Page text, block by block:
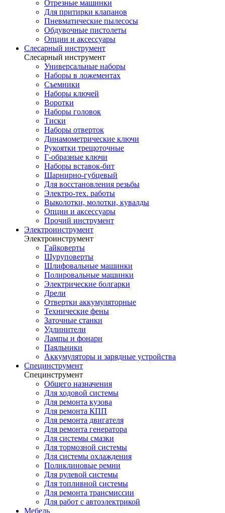
Отрезные машинки
Для притирки клапанов
Пневматические пылесосы
Обдувочные пистолеты
Опции и аксессуары
Слесарный инструмент
Слесарный инструмент
Универсальные наборы
Наборы в ложементах
Съемники
Наборы ключей
Воротки
Наборы головок
Тиски
Наборы отверток
Динамометрические ключи
Рукоятки трещоточные
Г-образные ключи
Наборы вставок-бит
Шарнирно-губцевый
Для восстановления резьбы
Электро-тех. работы
Выколотки, молотки, кувалды
Опции и аксессуары
Прочий инструмент
Электроинструмент
Электроинструмент
Гайковерты
Шуруповерты
Шлифовальные машинки
Полировальные машинки
Электрические болгарки
Дрели
Отвертки аккумуляторные
Технические фены
Заточные станки
Удлинители
Лампы и фонари
Паяльники
Аккумуляторы и зарядные устройства
Специнструмент
Специнструмент
Общего назначения
Для ходовой системы
Для ремонта кузова
Для ремонта КПП
Для ремонта двигателя
Для ремонта генератора
Для системы смазки
Для тормозной системы
Для системы охлаждения
Поликлиновые ремни
Для рулевой системы
Для топливной системы
Для ремонта трансмиссии
Для работ с автоэлектрикой
Мебель